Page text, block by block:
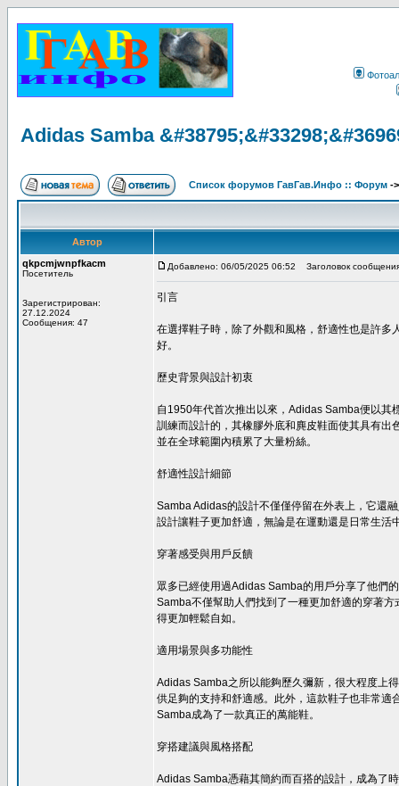
Adidas Samba
Список форумов ГавГав.Инфо :: Форум -
Автор
qkpcmjwnpfkacm
Посетитель
Зарегистрирован:
27.12.2024
Сообщения: 47
Добавлено: 06/05/2025 06:52 Заголовок
引言
在選擇鞋子時，除了外觀和風格，舒適性也是許多
好。
歷史背景與設計初衷
自1950年代首次推出以來，Adidas Samba便以其
訓練而設計的，其橡膠外底和麂皮鞋面使其具有
並在全球範圍內積累了大量粉絲。
舒適性設計細節
Samba Adidas的設計不僅僅停留在外表上，它還
設計讓鞋子更加舒適，無論是在運動還是日常生
穿著感受與用戶反饋
眾多已經使用過Adidas Samba的用戶分享了他們
Samba不僅幫助人們找到了一種更加舒適的穿著
得更加輕鬆自如。
適用場景與多功能性
Adidas Samba之所以能夠歷久彌新，很大程度上
供足夠的支持和舒適感。此外，這款鞋子也非常
Samba成為了一款真正的萬能鞋。
穿搭建議與風格搭配
Adidas Samba憑藉其簡約而百搭的設計，成為了